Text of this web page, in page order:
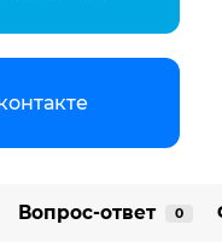
Вопрос-ответ 0